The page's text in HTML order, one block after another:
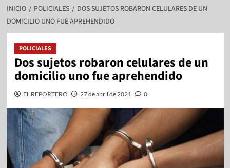
INICIO POLICIALES
DOS SUJETOS ROBARON CELULARES DE UN
DOMICILIO UNO FUE APREHENDIDO
POLICIALES
Dos sujetos robaron celulares de un
domicilio uno fue aprehendido
EL REPORTERO 27 de abril de 2021 0